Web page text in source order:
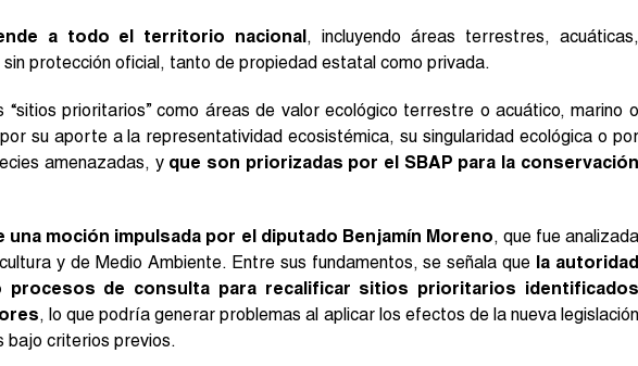
a todo el territorio nacional, incluyendo áreas terrestres, acuáticas,
protección oficial, tanto de propiedad estatal como privada.
“sitios prioritarios” como áreas de valor ecológico terrestre o acuático, marino o
su aporte a la representatividad ecosistémica, su singularidad ecológica o por
amenazadas, y que son priorizadas por el SBAP para la conservación
moción impulsada por el diputado Benjamín Moreno, que fue analizada
y de Medio Ambiente. Entre sus fundamentos, se señala que la autoridad
procesos de consulta para recalificar sitios prioritarios identificados
, lo que podría generar problemas al aplicar los efectos de la nueva legislación
bajo criterios previos.